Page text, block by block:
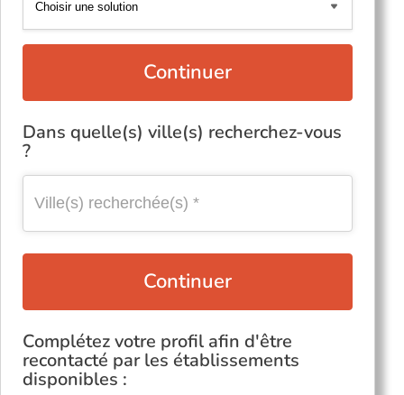
Continuer
Dans quelle(s) ville(s) recherchez-vous
?
Continuer
Complétez votre profil afin d'être
recontacté par les établissements
disponibles :